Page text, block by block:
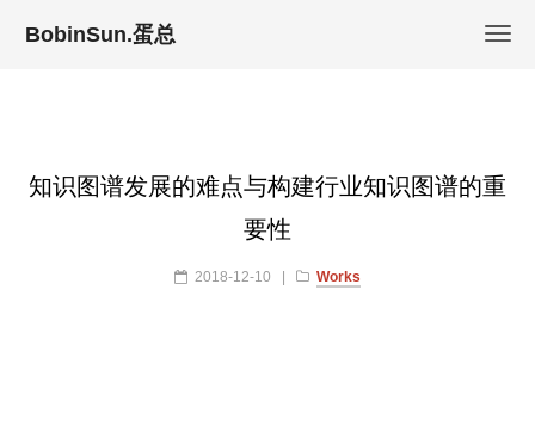
BobinSun.蛋总
知识图谱发展的难点与构建行业知识图谱的重
要性
2018-12-10 Works